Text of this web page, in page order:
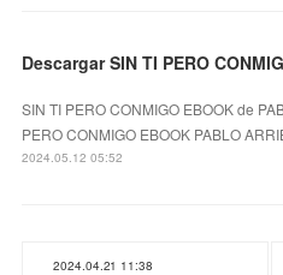
SIN TI PERO CONMIGO EBOOK de
PERO CONMIGO EBOOK PABLO
2024.05.12 05:52
2024.04.21 11:38